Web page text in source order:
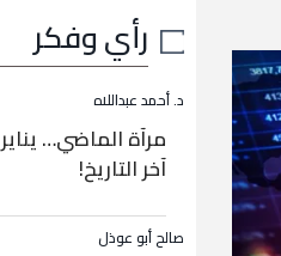
رأي وفكر
د. أحمد عبداللاه
مرآة الماضي… يناير
آخر التاريخ!
صالح أبو عوذل